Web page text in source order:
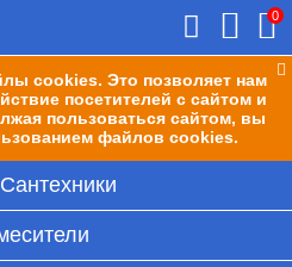
cookies. Это позволяет нам
посетителей с сайтом и
пользоваться сайтом, вы
файлов cookies.
0